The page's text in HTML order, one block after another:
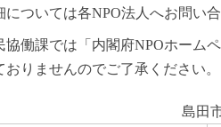
については各NPO法人へお問い合
協働課では「内閣府NPOホーム
おりませんのでご了承ください。
島田